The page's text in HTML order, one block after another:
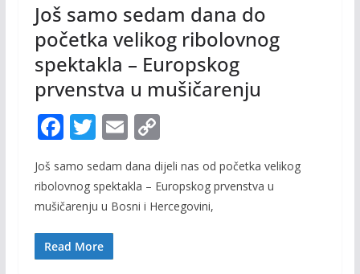
Još samo sedam dana do
početka velikog ribolovnog
spektakla – Europskog
prvenstva u mušičarenju
F
e
b
o
o
T
w
itt
er
E
m
ai
l
C
o
p
y
Još samo sedam dana dijeli nas od početka velikog
ribolovnog spektakla – Europskog prvenstva u
mušičarenju u Bosni i Hercegovini,
Read More